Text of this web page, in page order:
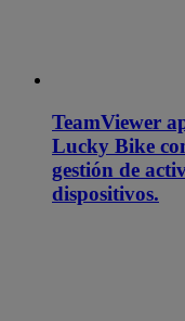
TeamViewer
Lucky Bike
gestión de
dispositivos.